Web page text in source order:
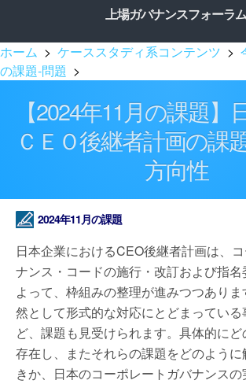
上場ガバナンスフォーラム
ホーム > ケーススタディ系コンテンツ >
の課題-問題 >
【2024年11月の課題】
ＣＥＯ後継者計画の課
方向性
2024年11月の課題
日本企業におけるCEO後継者計画は、
ナンス・コードの施行・改訂および指
よって、枠組みの整理が進みつつあり
然として形式的な対応にとどまってい
ど、課題も見受けられます。具体的に
存在し、またそれらの課題をどのよう
きか、日本のコーポレートガバナンス